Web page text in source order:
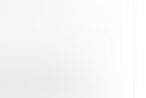
2023 et la
référence que